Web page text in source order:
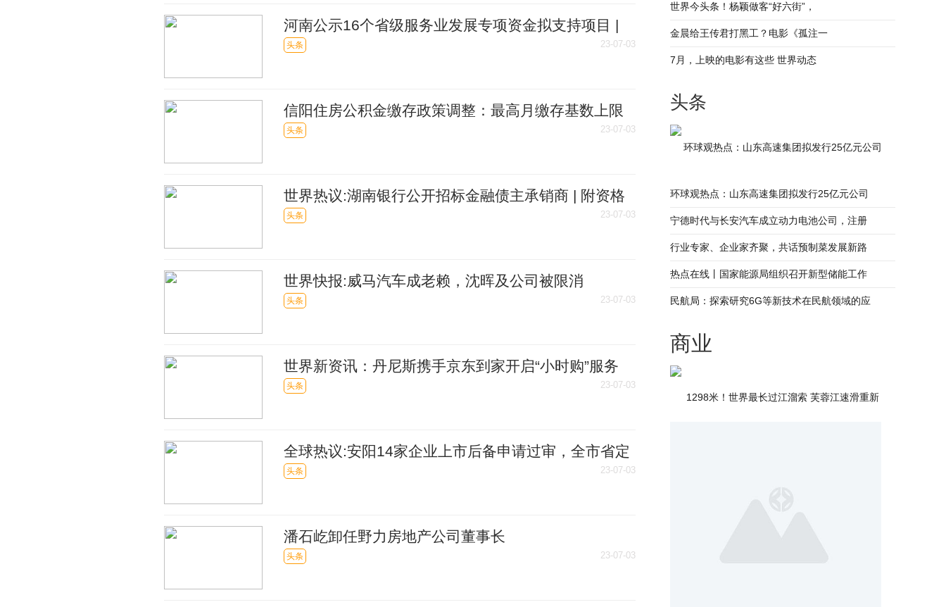
河南公示16个省级服务业发展专项资金拟支持项目 |
名单
头条 23-07-03
信阳住房公积金缴存政策调整：最高月缴存基数上限
16494元
头条 23-07-03
世界热议:湖南银行公开招标金融债主承销商 | 附资格
要求
头条 23-07-03
世界快报:威马汽车成老赖，沈晖及公司被限消
头条 23-07-03
世界新资讯：丹尼斯携手京东到家开启“小时购”服务
头条 23-07-03
全球热议:安阳14家企业上市后备申请过审，全市省定
重点上市后备企业达70家
头条 23-07-03
潘石屹卸任野力房地产公司董事长
头条 23-07-03
世界今头条！杨颖做客“好六街”，
金晨给王传君打黑工？电影《孤注一
7月，上映的电影有这些 世界动态
头条
环球观热点：山东高速集团拟发行25亿元公司
环球观热点：山东高速集团拟发行25亿元公司
宁德时代与长安汽车成立动力电池公司，注册
行业专家、企业家齐聚，共话预制菜发展新路
热点在线丨国家能源局组织召开新型储能工作
民航局：探索研究6G等新技术在民航领域的应
商业
1298米！世界最长过江溜索 芙蓉江速滑重新